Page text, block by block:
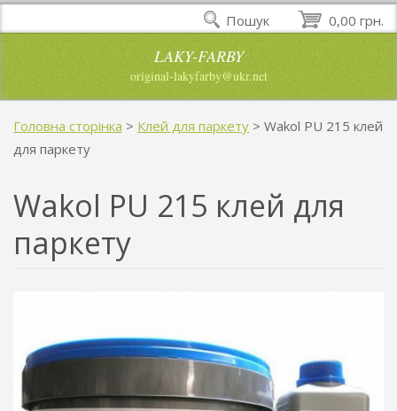
LAKY-FARBY
original-lakyfarby@ukr.net
Головна сторінка > Клей для паркету > Wakol PU 215 клей
для паркету
Wakol PU 215 клей для
паркету
0,00 грн.
Пошук